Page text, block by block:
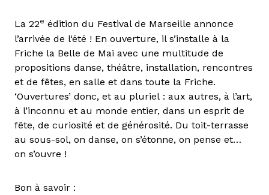
La 22e édition du Festival de Marseille annonce
l’arrivée de l‘été ! En ouverture, il s’installe à la
Friche la Belle de Mai avec une multitude de
propositions danse, théâtre, installation, rencontres
et de fêtes, en salle et dans toute la Friche.
‘Ouvertures’ donc, et au pluriel : aux autres, à l’art,
à l’inconnu et au monde entier, dans un esprit de
fête, de curiosité et de générosité. Du toit-terrasse
au sous-sol, on danse, on s’étonne, on pense et…
on s’ouvre !
Bon à savoir :